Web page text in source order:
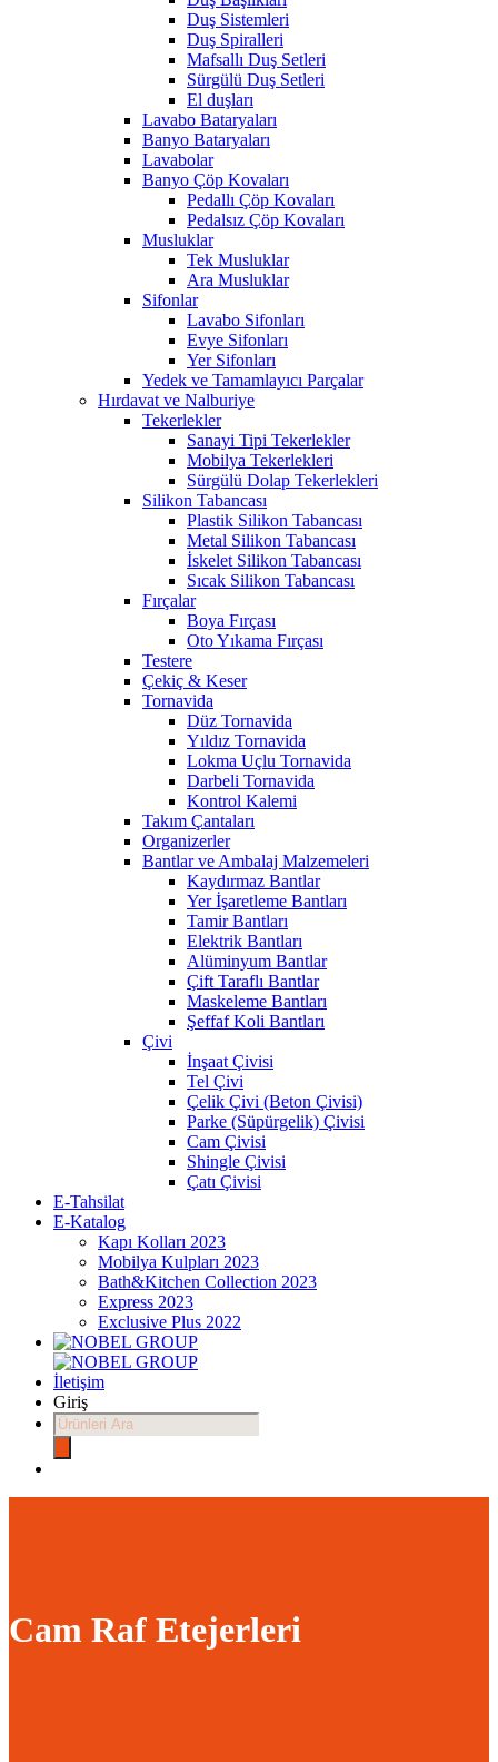
Duş Sistemleri
Duş Spiralleri
Mafsallı Duş Setleri
Sürgülü Duş Setleri
El duşları
Lavabo Bataryaları
Banyo Bataryaları
Lavabolar
Banyo Çöp Kovaları
Pedallı Çöp Kovaları
Pedalsız Çöp Kovaları
Musluklar
Tek Musluklar
Ara Musluklar
Sifonlar
Lavabo Sifonları
Evye Sifonları
Yer Sifonları
Yedek ve Tamamlayıcı Parçalar
Hırdavat ve Nalburiye
Tekerlekler
Sanayi Tipi Tekerlekler
Mobilya Tekerlekleri
Sürgülü Dolap Tekerlekleri
Silikon Tabancası
Plastik Silikon Tabancası
Metal Silikon Tabancası
İskelet Silikon Tabancası
Sıcak Silikon Tabancası
Fırçalar
Boya Fırçası
Oto Yıkama Fırçası
Testere
Çekiç & Keser
Tornavida
Düz Tornavida
Yıldız Tornavida
Lokma Uçlu Tornavida
Darbeli Tornavida
Kontrol Kalemi
Takım Çantaları
Organizerler
Bantlar ve Ambalaj Malzemeleri
Kaydırmaz Bantlar
Yer İşaretleme Bantları
Tamir Bantları
Elektrik Bantları
Alüminyum Bantlar
Çift Taraflı Bantlar
Maskeleme Bantları
Şeffaf Koli Bantları
Çivi
İnşaat Çivisi
Tel Çivi
Çelik Çivi (Beton Çivisi)
Parke (Süpürgelik) Çivisi
Cam Çivisi
Shingle Çivisi
Çatı Çivisi
E-Tahsilat
E-Katalog
Kapı Kolları 2023
Mobilya Kulpları 2023
Bath&Kitchen Collection 2023
Express 2023
Exclusive Plus 2022
İletişim
Giriş
Products
search
Cam Raf Etejerleri